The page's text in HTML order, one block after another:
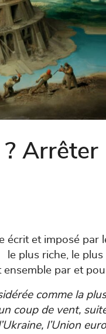
Arrêter
écrit et imposé par
le plus riche, le
par et
comme la plus
coup de vent,
l’Union